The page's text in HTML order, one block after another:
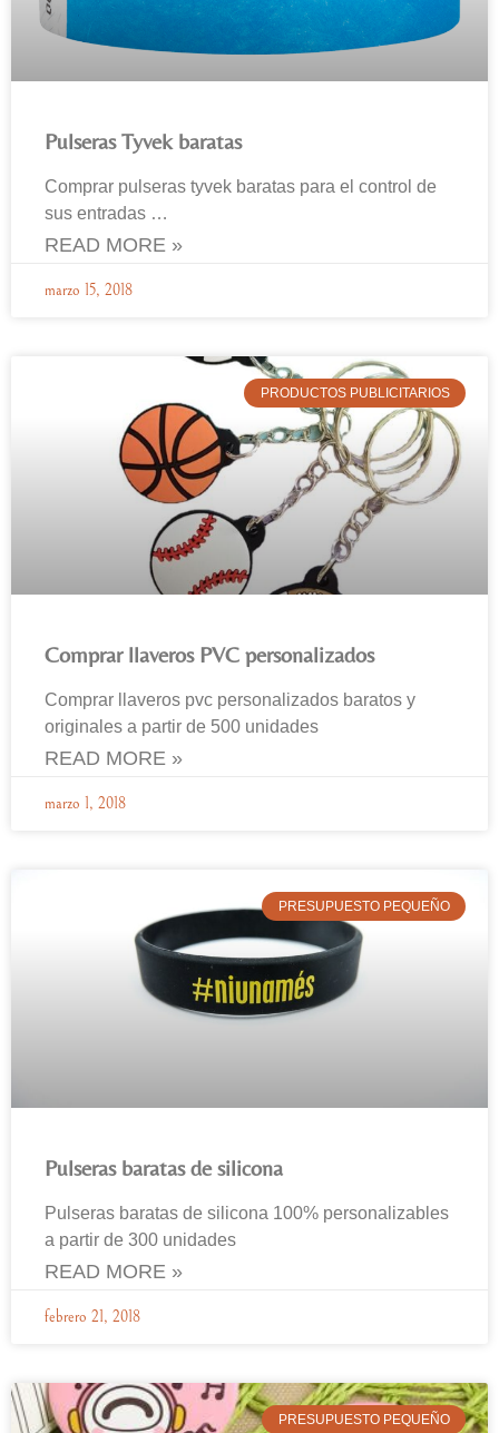
Pulseras Tyvek baratas
Comprar pulseras tyvek baratas para el control de
sus entradas …
READ MORE »
marzo 15, 2018
PRODUCTOS PUBLICITARIOS
Comprar llaveros PVC personalizados
Comprar llaveros pvc personalizados baratos y
originales a partir de 500 unidades
READ MORE »
marzo 1, 2018
PRESUPUESTO PEQUEÑO
Pulseras baratas de silicona
Pulseras baratas de silicona 100% personalizables
a partir de 300 unidades
READ MORE »
febrero 21, 2018
PRESUPUESTO PEQUEÑO